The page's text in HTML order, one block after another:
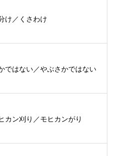
け／くさわけ
ではない／やぶさかではない
カン刈り／モヒカンがり